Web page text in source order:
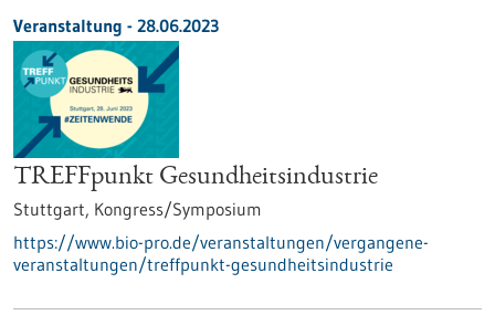
Veranstaltung - 28.06.2023
TREFFpunkt Gesundheitsindustrie
Stuttgart, Kongress/Symposium
https://www.bio-pro.de/veranstaltungen/vergangene-
veranstaltungen/treffpunkt-gesundheitsindustrie